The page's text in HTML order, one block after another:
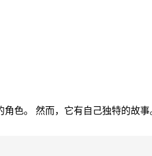
色。 然而，它有自己独特的故事